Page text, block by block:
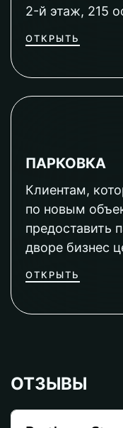
2-й этаж, 215
ОТКРЫТЬ
ПАРКОВКА
Клиентам,
по новым
предоставить
дворе бизнес
ОТКРЫТЬ
ОТЗЫВЫ